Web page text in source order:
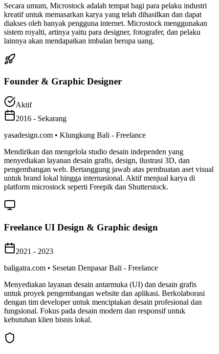
Secara umum, Microstock adalah tempat bagi para pelaku industri
kreatif untuk memasarkan karya yang telah dihasilkan dan dapat
diakses oleh banyak pengguna internet. Microstock menggunakan
sistem royalti, artinya yaitu para designer, fotografer, dan pelaku
lainnya akan mendapatkan imbalan berupa uang.
Founder & Graphic Designer
Aktif
2016 - Sekarang
yasadesign.com • Klungkung Bali - Freelance
Mendirikan dan mengelola studio desain independen yang
menyediakan layanan desain grafis, design, ilustrasi 3D, dan
pengembangan web. Bertanggung jawab atas pembuatan aset visual
untuk brand lokal hingga internasional. Aktif menjual karya di
platform microstock seperti Freepik dan Shutterstock.
Freelance UI Design & Graphic design
2021 - 2023
baligatra.com • Sesetan Denpasar Bali - Freelance
Menyediakan layanan desain antarmuka (UI) dan desain grafis
untuk proyek pengembangan website dan aplikasi. Berkolaborasi
dengan tim developer untuk menciptakan desain profesional dan
fungsional. Fokus pada desain modern dan responsif untuk
kebutuhan klien bisnis lokal.